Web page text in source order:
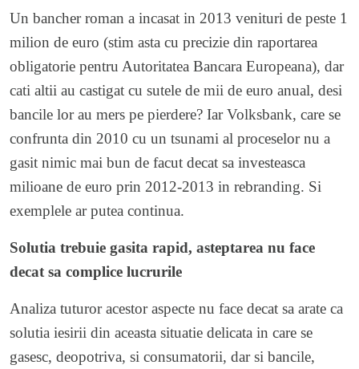
Un bancher roman a incasat in 2013 venituri de peste 1
milion de euro (stim asta cu precizie din raportarea
obligatorie pentru Autoritatea Bancara Europeana), dar
cati altii au castigat cu sutele de mii de euro anual, desi
bancile lor au mers pe pierdere? Iar Volksbank, care se
confrunta din 2010 cu un tsunami al proceselor nu a
gasit nimic mai bun de facut decat sa investeasca
milioane de euro prin 2012-2013 in rebranding. Si
exemplele ar putea continua.
Solutia trebuie gasita rapid, asteptarea nu face
decat sa complice lucrurile
Analiza tuturor acestor aspecte nu face decat sa arate ca
solutia iesirii din aceasta situatie delicata in care se
gasesc, deopotriva, si consumatorii, dar si bancile,